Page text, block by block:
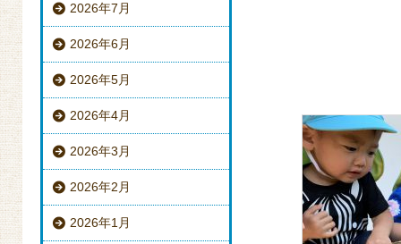
2026年7月
2026年6月
2026年5月
2026年4月
2026年3月
2026年2月
2026年1月